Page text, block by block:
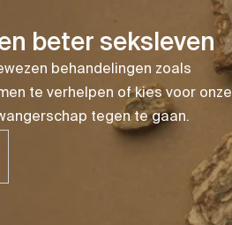
beter seksleven
behandelingen zoals
te verhelpen of kies voor onze
tegen te gaan.